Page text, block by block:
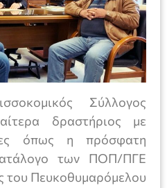
Σύλλογος
δραστήριος με
όπως η πρόσφατη
των ΠΟΠ/ΠΓΕ
του Πευκοθυμαρόμελου